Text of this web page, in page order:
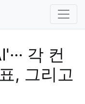
각 컨
, 그리고